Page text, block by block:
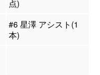
点)
#6 星澤 アシスト(1
本)